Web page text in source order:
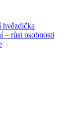
hvězdička
– růst osobnosti